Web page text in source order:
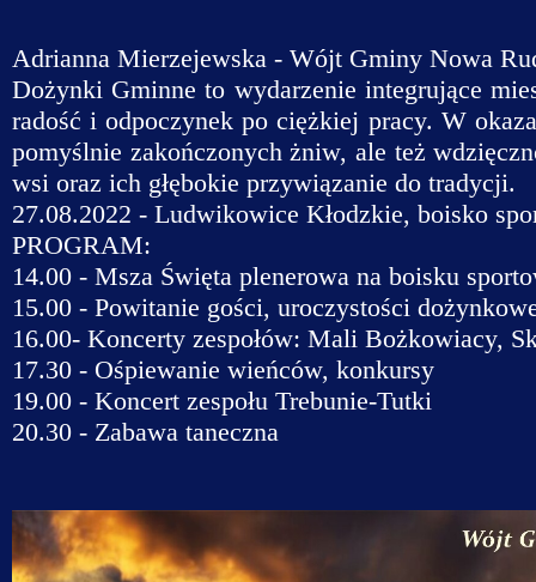
Adrianna Mierzejewska - Wójt Gminy Nowa
Dożynki Gminne to wydarzenie integrujące
radość i odpoczynek po ciężkiej pracy. W
pomyślnie zakończonych żniw, ale też
wsi oraz ich głębokie przywiązanie do tradycji.
27.08.2022 - Ludwikowice Kłodzkie, boisko
PROGRAM:
14.00 - Msza Święta plenerowa na boisku
15.00 - Powitanie gości, uroczystości
16.00- Koncerty zespołów: Mali Bożkowiacy,
17.30 - Ośpiewanie wieńców, konkursy
19.00 - Koncert zespołu Trebunie-Tutki
20.30 - Zabawa taneczna